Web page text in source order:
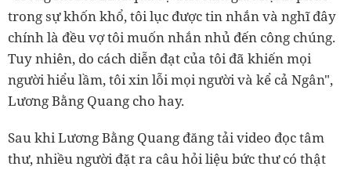
trong sự khốn khổ, tôi lục được tin nhắn và nghĩ đây
chính là đều vợ tôi muốn nhắn nhủ đến công chúng.
Tuy nhiên, do cách diễn đạt của tôi đã khiến mọi
người hiểu lầm, tôi xin lỗi mọi người và kể cả Ngân",
Lương Bằng Quang cho hay.
Sau khi Lương Bằng Quang đăng tải video đọc tâm
thư, nhiều người đặt ra câu hỏi liệu bức thư có thật